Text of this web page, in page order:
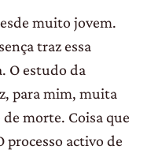
muito jovem.
traz essa
O estudo da
para mim, muita
de morte. Coisa que
processo activo de